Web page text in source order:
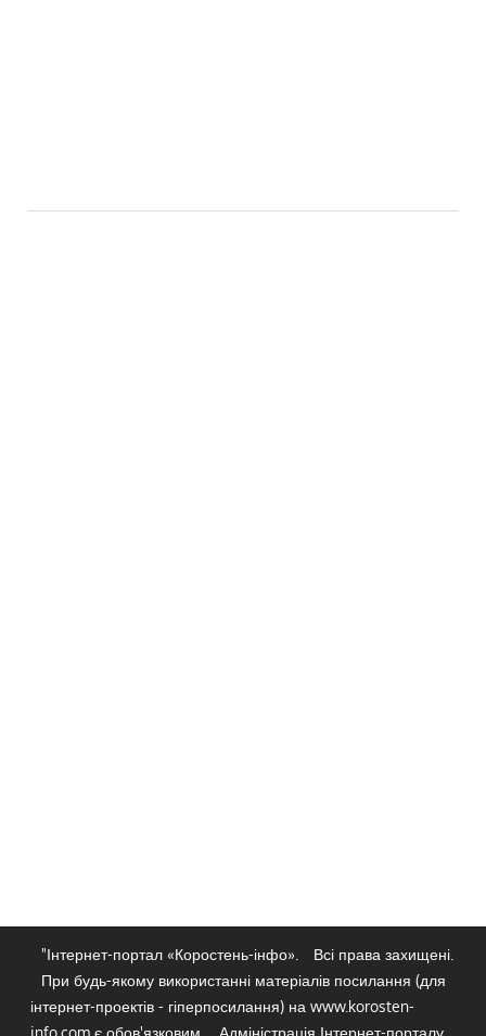
"Інтернет-портал «Коростень-інфо».
Всі права захищені.
При будь-якому використанні матеріалів посилання (для
інтернет-проектів - гіперпосилання) на www.korosten-
info.com є обов'язковим.
Адміністрація Інтернет-порталу